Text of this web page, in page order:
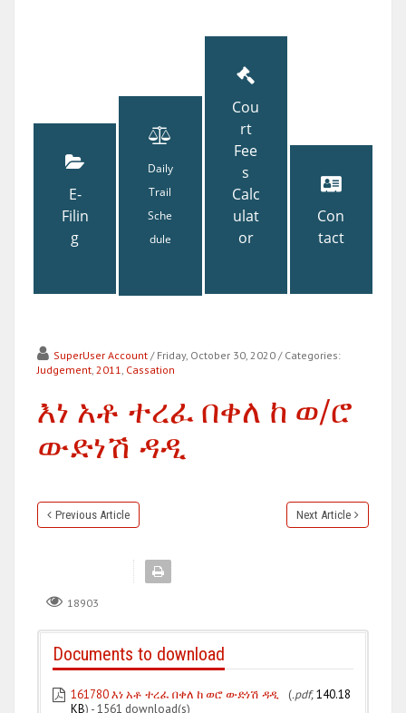
E-
Filin
g
Daily
Trail
Sche
dule
Cou
rt
Fee
s
Calc
ulat
or
Con
tact
SuperUser Account / Friday, October 30, 2020 / Categories:
Judgement, 2011, Cassation
እነ አቶ ተረፈ በቀለ ከ ወ/ሮ
ውድነሽ ዳዲ
Previous Article Next Article
18903
Documents to download
161780 እነ አቶ ተረፈ በቀለ ከ ወሮ ውድነሽ ዳዲ (.pdf,140.18
KB) - 1561 download(s)